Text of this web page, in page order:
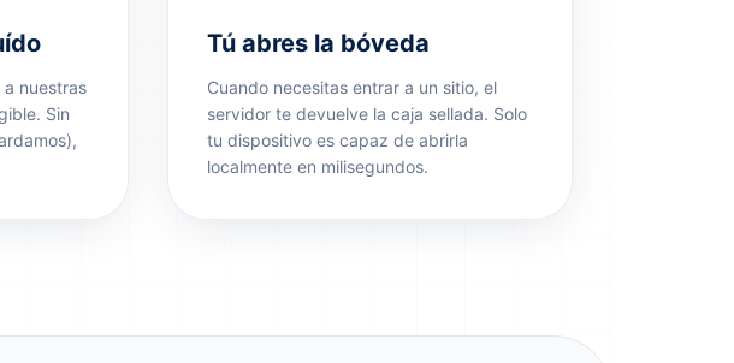
nuestras
Sin
Tú abres la bóveda
Cuando necesitas entrar a un sitio, el
servidor te devuelve la caja sellada. Solo
tu dispositivo es capaz de abrirla
localmente en milisegundos.